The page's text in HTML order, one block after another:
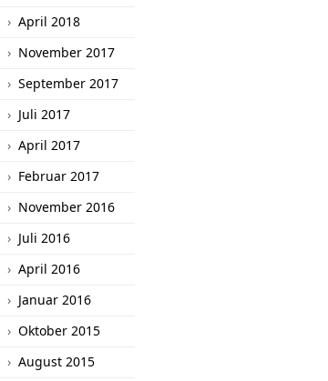
April 2018
November 2017
September 2017
Juli 2017
April 2017
Februar 2017
November 2016
Juli 2016
April 2016
Januar 2016
Oktober 2015
August 2015